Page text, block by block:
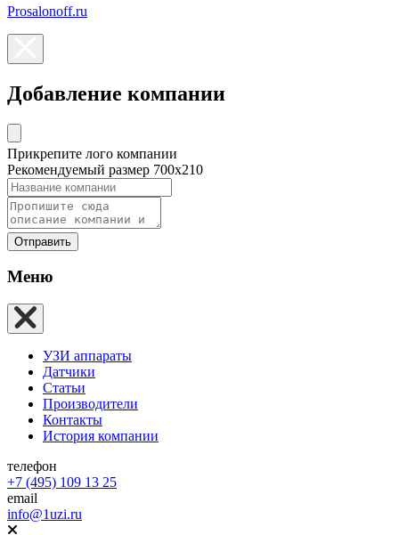
Prosalonoff.ru
Добавление компании
Прикрепите лого компании
Рекомендуемый размер 700х210
Отправить
Меню
УЗИ аппараты
Датчики
Статьи
Производители
Контакты
История компании
телефон
+7 (495) 109 13 25
email
info@1uzi.ru